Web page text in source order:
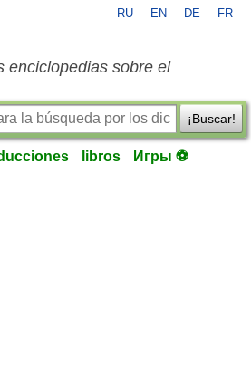
RU EN DE FR
enciclopedias sobre el
¡Buscar!
libros Игры ⚽